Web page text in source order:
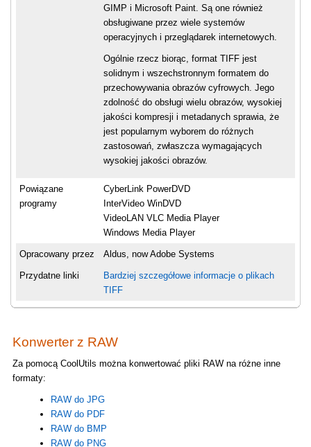
GIMP i Microsoft Paint. Są one również
obsługiwane przez wiele systemów
operacyjnych i przeglądarek internetowych.
Ogólnie rzecz biorąc, format TIFF jest
solidnym i wszechstronnym formatem do
przechowywania obrazów cyfrowych. Jego
zdolność do obsługi wielu obrazów, wysokiej
jakości kompresji i metadanych sprawia, że
jest popularnym wyborem do różnych
zastosowań, zwłaszcza wymagających
wysokiej jakości obrazów.
Powiązane
programy
CyberLink PowerDVD
InterVideo WinDVD
VideoLAN VLC Media Player
Windows Media Player
Opracowany przez Aldus, now Adobe Systems
Przydatne linki
Bardziej szczegółowe informacje o plikach
TIFF
Konwerter z RAW
Za pomocą CoolUtils można konwertować pliki RAW na różne inne
formaty:
RAW do JPG
RAW do PDF
RAW do BMP
RAW do PNG